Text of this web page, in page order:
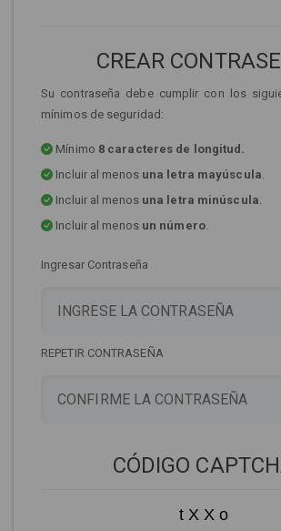
CREAR
Su contraseña debe cumplir con los
mínimos de seguridad:
Mínimo 8 caracteres de longitud.
Incluir al menos una letra mayúscula.
Incluir al menos una letra minúscula.
Incluir al menos un número.
Ingresar Contraseña
REPETIR CONTRASEÑA
CÓDIGO
t X X o